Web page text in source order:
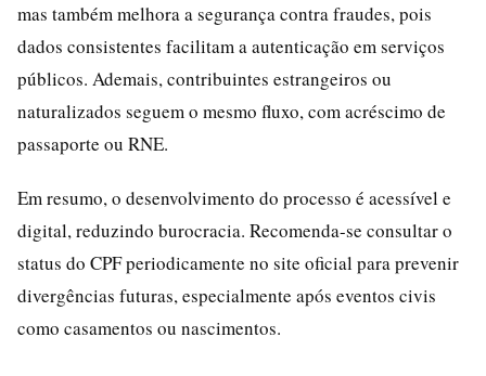
mas também melhora a segurança contra fraudes, pois
dados consistentes facilitam a autenticação em serviços
públicos. Ademais, contribuintes estrangeiros ou
naturalizados seguem o mesmo fluxo, com acréscimo de
passaporte ou RNE.
Em resumo, o desenvolvimento do processo é acessível e
digital, reduzindo burocracia. Recomenda-se consultar o
status do CPF periodicamente no site oficial para prevenir
divergências futuras, especialmente após eventos civis
como casamentos ou nascimentos.